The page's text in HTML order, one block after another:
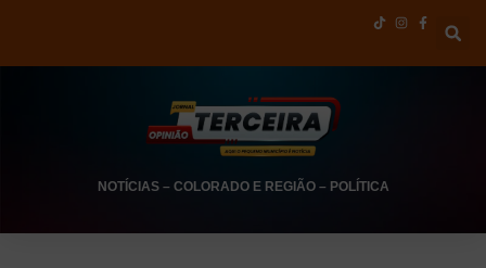
NOTÍCIAS– COLORADO E REGIÃO– POLÍTICA